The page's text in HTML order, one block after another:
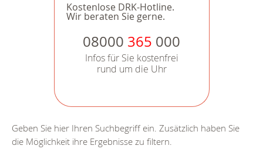
Kostenlose DRK-Hotline.
Wir beraten Sie gerne.
08000 365 000
Infos für Sie kostenfrei
rund um die Uhr
Geben Sie hier Ihren Suchbegriff ein. Zusätzlich haben Sie
die Möglichkeit ihre Ergebnisse zu filtern.